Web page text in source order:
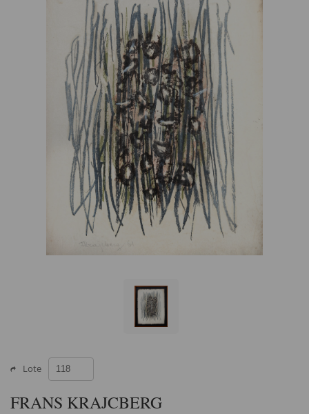
Lote
FRANS KRAJCBERG